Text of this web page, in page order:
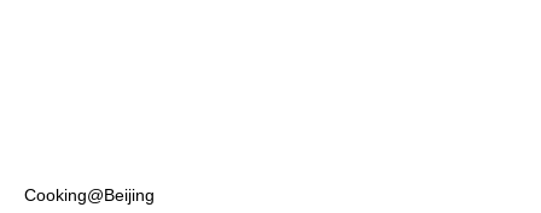
Cooking@Beijing